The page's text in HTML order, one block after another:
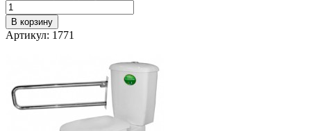
В корзину
Артикул: 1771